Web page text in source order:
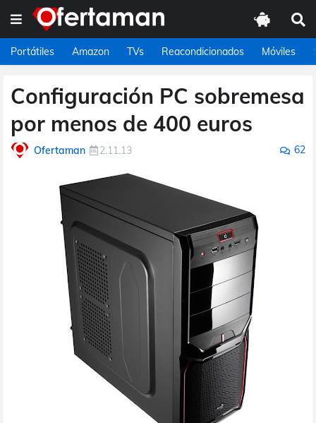
Portátiles Amazon TVs Reacondicionados Móviles
Configuración PC sobremesa
por menos de 400 euros
Ofertaman 2.11.13 62